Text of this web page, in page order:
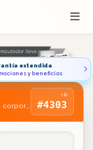
Bogotá · equipos corporativos usados
ID
#4303
extendida
y beneficios